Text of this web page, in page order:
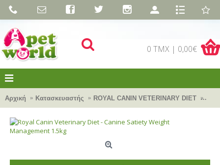
0 TMX | 0,00€
Αρχική Κατασκευαστής ROYAL CANIN VETERINARY DIET